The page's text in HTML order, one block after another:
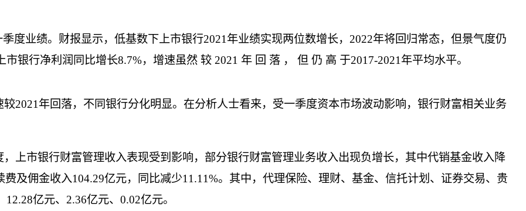
度业绩。财报显示，低基数下上市银行2021年业绩实现两位数增长，2022年将回归常态，但景气度仍
银行净利润同比增长8.7%，增速虽然 较 2021 年 回 落 ， 但 仍 高 于2017-2021年平均水平。
2021年回落，不同银行分化明显。在分析人士看来，受一季度资本市场波动影响，银行财富相关业务
上市银行财富管理收入表现受到影响，部分银行财富管理业务收入出现负增长，其中代销基金收入降
及佣金收入104.29亿元，同比减少11.11%。其中，代理保险、理财、基金、信托计划、证券交易、贵
亿元、2.36亿元、0.02亿元。